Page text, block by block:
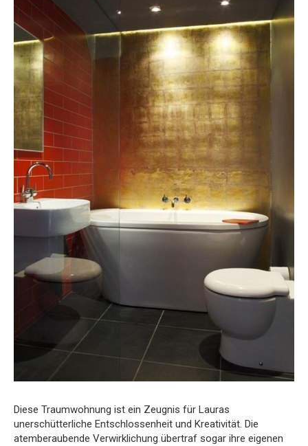
Diese Traumwohnung ist ein Zeugnis für Lauras
unerschütterliche Entschlossenheit und Kreativität. Die
atemberaubende Verwirklichung übertraf sogar ihre eigenen